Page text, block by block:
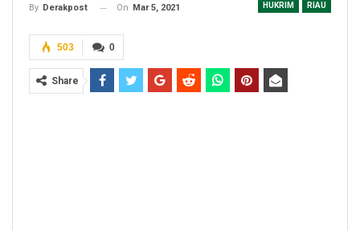
HUKRIM RIAU
By Derakpost On Mar 5, 2021
0
503
Share